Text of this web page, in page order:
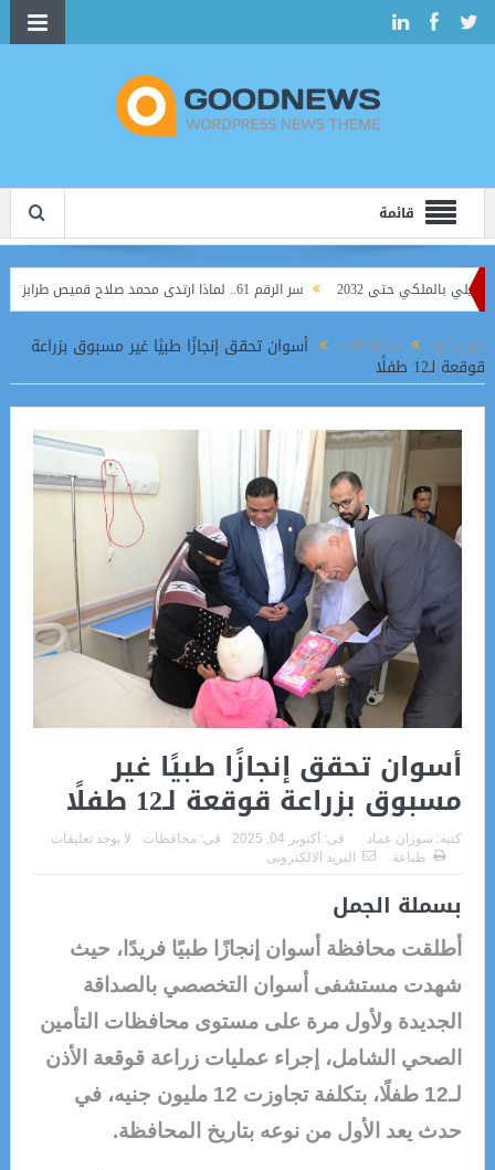
قائمة
حتى 2032 سر الرقم 61.. لماذا ارتدى محمد صلاح قميص طرابزون قبل الظهور الرسمي؟
الرئيسية محافظات أسوان تحقق إنجازًا طبيًا غير مسبوق بزراعة
قوقعة لـ12 طفلًا
أسوان تحقق إنجازًا طبيًا غير
مسبوق بزراعة قوقعة لـ12 طفلًا
كتبه: سوزان عماد فى: أكتوبر 04, 2025 فى: محافظات
لا يوجد تعليقات
طباعة
البريد الالكترونى
بسملة الجمل
أطلقت محافظة أسوان إنجازًا طبيًا فريدًا، حيث
شهدت مستشفى أسوان التخصصي بالصداقة
الجديدة ولأول مرة على مستوى محافظات التأمين
الصحي الشامل، إجراء عمليات زراعة قوقعة الأذن
لـ12 طفلًا، بتكلفة تجاوزت 12 مليون جنيه، في
حدث يعد الأول من نوعه بتاريخ المحافظة.